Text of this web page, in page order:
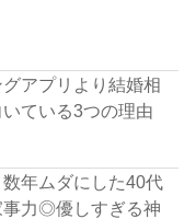
アプリより結婚相
ている3つの理由
年ムダにした40代
力◎優しすぎる神